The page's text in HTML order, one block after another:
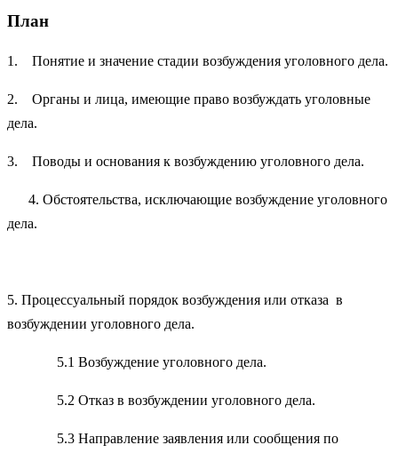
План
1. Понятие и значение стадии возбуждения уголовного дела.
2. Органы и лица, имеющие право возбуждать уголовные
дела.
3. Поводы и основания к возбуждению уголовного дела.
4. Обстоятельства, исключающие возбуждение уголовного
дела.
5. Процессуальный порядок возбуждения или отказа в
возбуждении уголовного дела.
5.1 Возбуждение уголовного дела.
5.2 Отказ в возбуждении уголовного дела.
5.3 Направление заявления или сообщения по